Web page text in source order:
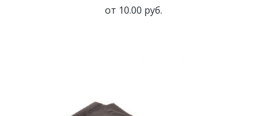
от 10.00 руб.